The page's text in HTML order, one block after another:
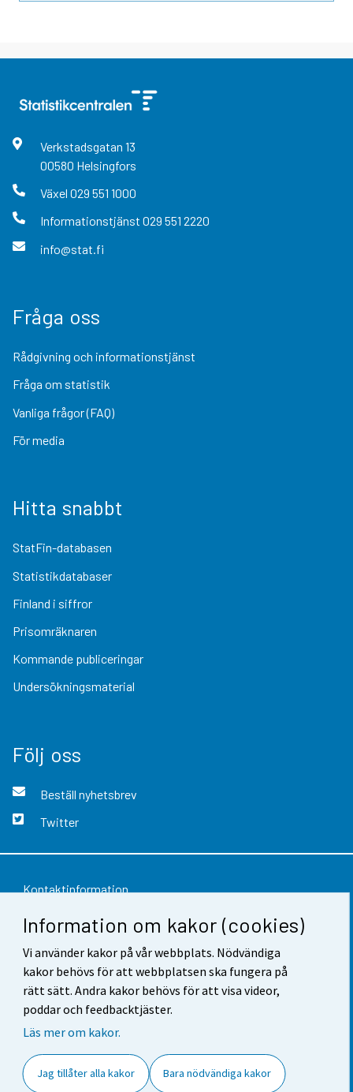
Information om kakor (cookies)
Vi använder kakor på vår webbplats. Nödvändiga
kakor behövs för att webbplatsen ska fungera på
rätt sätt. Andra kakor behövs för att visa videor,
poddar och feedbacktjäster.
Läs mer om kakor.
Jag tillåter alla kakor Bara nödvändiga kakor
Verkstadsgatan 13
00580 Helsingfors
Växel 029 551 1000
Informationstjänst 029 551 2220
info@stat.fi
Fråga oss
Rådgivning och informationstjänst
Fråga om statistik
Vanliga frågor (FAQ)
För media
Hitta snabbt
StatFin-databasen
Statistikdatabaser
Finland i siffror
Prisomräknaren
Kommande publiceringar
Undersökningsmaterial
Följ oss
Beställ nyhetsbrev
Twitter
Kontaktinformation
Respons
Användarvillkor
Dataskydd
Tillgänglighet
Cookie-inställningar